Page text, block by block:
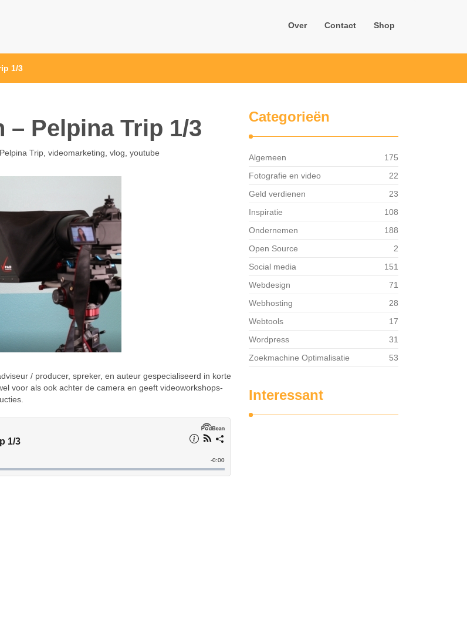
Over Contact Shop
1/3
Pelpina Trip 1/3
Pelpina Trip videomarketing vlog youtube
/ producer, spreker, en auteur gespecialiseerd in korte
voor als ook achter de camera en geeft videoworkshops-
Categorieën
Algemeen
175
Fotografie en video
22
Geld verdienen
23
Inspiratie
108
Ondernemen
188
Open Source
2
Social media
151
Webdesign
71
Webhosting
28
Webtools
17
Wordpress
31
Zoekmachine Optimalisatie
53
Interessant